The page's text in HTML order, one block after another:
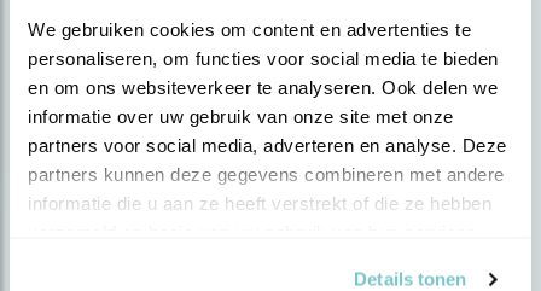
We gebruiken cookies om content en advertenties te
personaliseren, om functies voor social media te bieden
en om ons websiteverkeer te analyseren. Ook delen we
informatie over uw gebruik van onze site met onze
partners voor social media, adverteren en analyse. Deze
partners kunnen deze gegevens combineren met andere
informatie die u aan ze heeft verstrekt of die ze hebben
Details tonen